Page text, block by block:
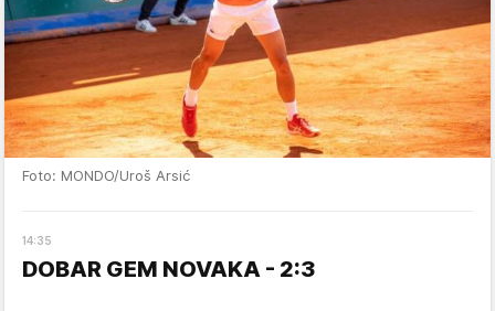
Foto: MONDO/Uroš Arsić
14:35
DOBAR GEM NOVAKA - 2:3